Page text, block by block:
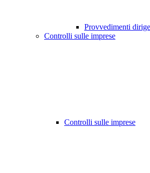
Provvedimenti
Controlli sulle imprese
Controlli sulle imprese